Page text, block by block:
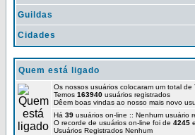
Guildas
Cidades
Quem está ligado
Os nossos usuários colocaram um total de
Temos 163940 usuários registrados
Dêem boas vindas ao nosso mais novo
Há 39 usuários on-line :: Nenhum
O recorde de usuários on-line foi de 4245
Usuários Registrados Nenhum